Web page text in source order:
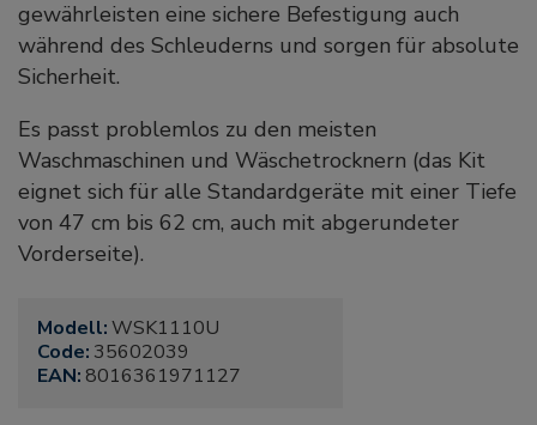
gewährleisten eine sichere Befestigung auch
während des Schleuderns und sorgen für absolute
Sicherheit.
Es passt problemlos zu den meisten
Waschmaschinen und Wäschetrocknern (das Kit
eignet sich für alle Standardgeräte mit einer Tiefe
von 47 cm bis 62 cm, auch mit abgerundeter
Vorderseite).
Modell:WSK1110U
Code: 35602039
EAN: 8016361971127